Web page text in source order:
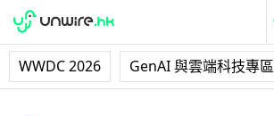
WWDC 2026 GenAI 與雲端科技專區